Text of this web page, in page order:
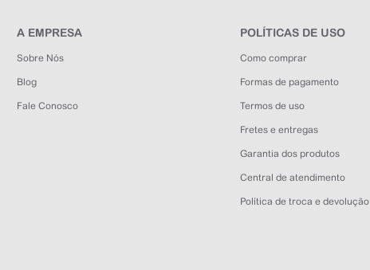
A EMPRESA
Sobre Nós
Blog
Fale Conosco
POLÍTICAS DE USO
Como comprar
Formas de pagamento
Termos de uso
Fretes e entregas
Garantia dos produtos
Central de atendimento
Política de troca e devolução